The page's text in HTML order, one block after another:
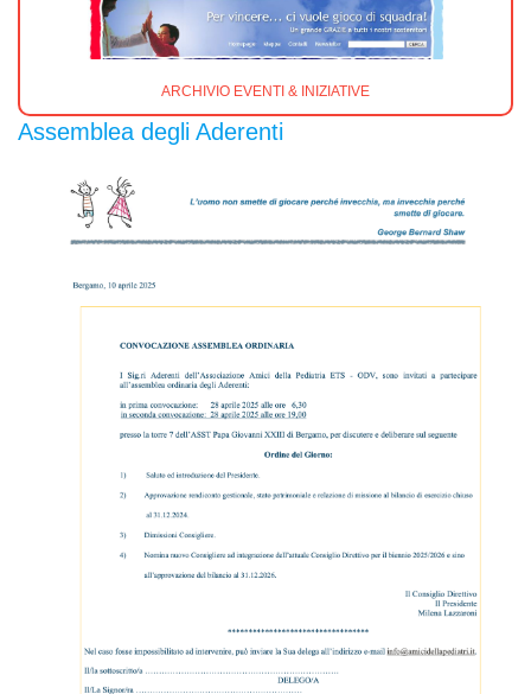
ARCHIVIO EVENTI & INIZIATIVE
Assemblea degli Aderenti